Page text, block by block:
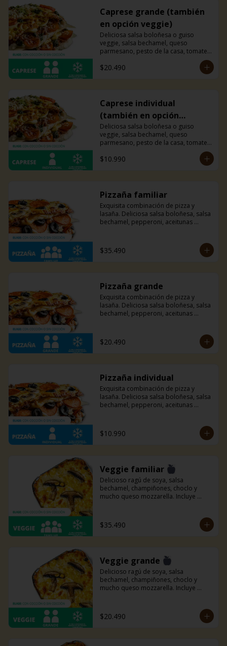
Caprese grande (también
en opción veggie)
Deliciosa salsa boloñesa o guiso
veggie, salsa bechamel, queso
parmesano, pesto de la casa, tomates
$20.490
Caprese individual
(también en opción
veggie)
Deliciosa salsa boloñesa o guiso
veggie, salsa bechamel, queso
parmesano, pesto de la casa, tomates
$10.990
Pizzaña familiar
Exquisita combinación de pizza y
lasaña. Deliciosa salsa boloñesa, salsa
bechamel, pepperoni, aceitunas
$35.490
Pizzaña grande
Exquisita combinación de pizza y
lasaña. Deliciosa salsa boloñesa, salsa
bechamel, pepperoni, aceitunas
$20.490
Pizzaña individual
Exquisita combinación de pizza y
lasaña. Deliciosa salsa boloñesa, salsa
bechamel, pepperoni, aceitunas
$10.990
Veggie familiar
Delicioso ragú de soya, salsa
bechamel, champiñones, choclo y
mucho queso mozzarella. Incluye
$35.490
Veggie grande
Delicioso ragú de soya, salsa
bechamel, champiñones, choclo y
mucho queso mozzarella. Incluye
$20.490